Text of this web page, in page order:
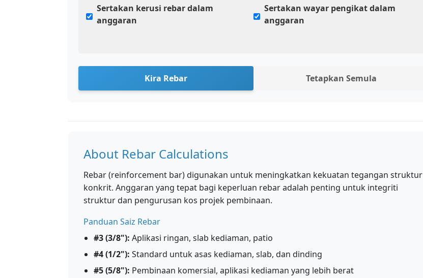
Sertakan kerusi rebar dalam
anggaran
Sertakan wayar pengikat dalam
anggaran
Kira Rebar Tetapkan Semula
About Rebar Calculations
Rebar (reinforcement bar) digunakan untuk meningkatkan kekuatan tegangan struktur
konkrit. Anggaran yang tepat bagi keperluan rebar adalah penting untuk integriti
struktur dan pengurusan kos projek pembinaan.
Panduan Saiz Rebar
#3 (3/8"): Aplikasi ringan, slab kediaman, patio
#4 (1/2"): Standard untuk asas kediaman, slab, dan dinding
#5 (5/8"): Pembinaan komersial, aplikasi kediaman yang lebih berat